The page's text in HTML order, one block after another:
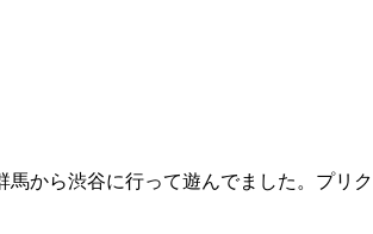
から渋谷に行って遊んでました。プリク